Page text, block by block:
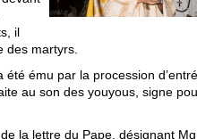
il
des martyrs.
été ému par la procession
au son des youyous, signe
la lettre du Pape, désignant